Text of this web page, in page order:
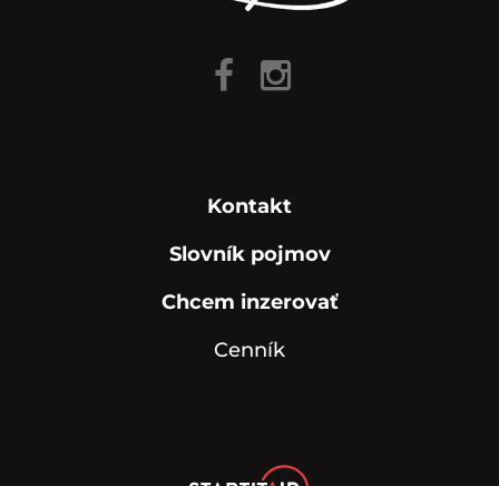
Kontakt
Slovník pojmov
Chcem inzerovať
Cenník